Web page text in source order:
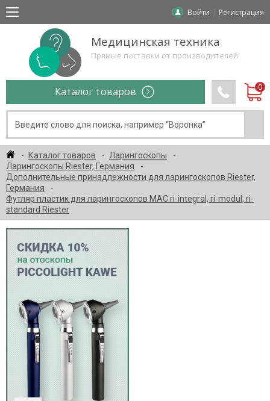
Войти Регистрация
Медицинская техника
Прямые поставки от производителей
Каталог товаров
Каталог товаров
Ларингоскопы
Ларингоскопы Riester, Германия
Дополнительные принадлежности для ларингоскопов Riester,
Германия
Футляр пластик для ларингоскопов MAC ri-integral, ri-modul, ri-
standard Riester